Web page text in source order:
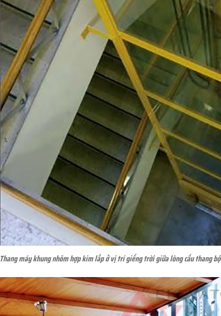
Thang máy khung nhôm hợp kim lắp ở vị trí giếng trời giữa lòng cầu thang bộ